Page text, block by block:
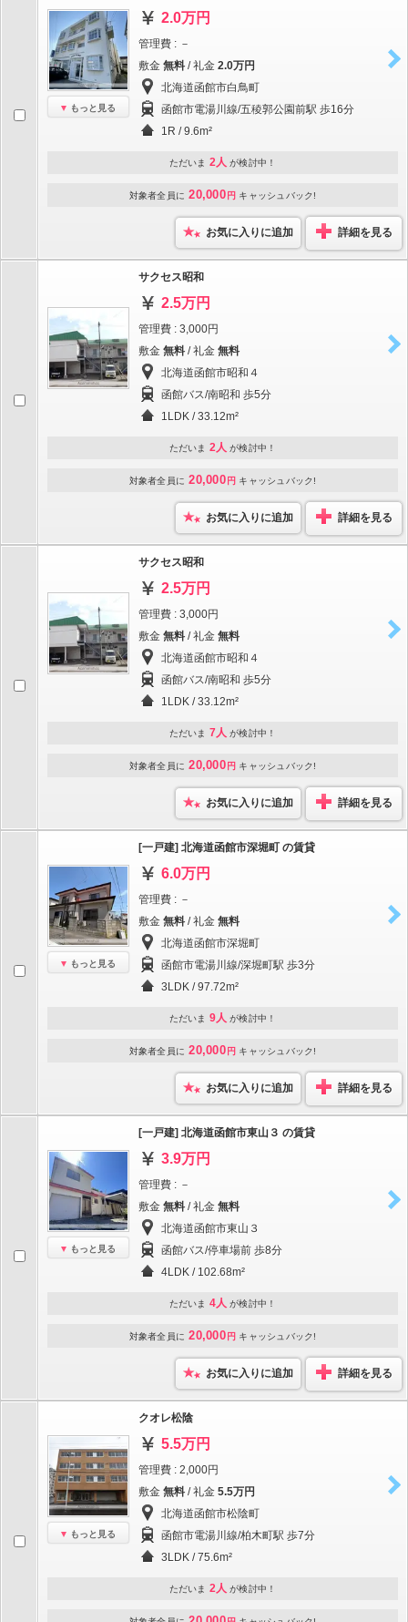
もっと見る
2.0万円
管理費 : －
敷金 無料 / 礼金 2.0万円
北海道函館市白鳥町
函館市電湯川線/五稜郭公園前駅 歩16分
1R / 9.6m²
ただいま 2人 が検討中！
対象者全員に 20,000 円 キャッシュバック!
お気に入りに追加 詳細を見る
サクセス昭和
2.5万円
管理費 : 3,000円
敷金 無料 / 礼金 無料
北海道函館市昭和４
函館バス/南昭和 歩5分
1LDK / 33.12m²
ただいま 2人 が検討中！
対象者全員に 20,000 円 キャッシュバック!
お気に入りに追加 詳細を見る
サクセス昭和
2.5万円
管理費 : 3,000円
敷金 無料 / 礼金 無料
北海道函館市昭和４
函館バス/南昭和 歩5分
1LDK / 33.12m²
ただいま 7人 が検討中！
対象者全員に 20,000 円 キャッシュバック!
お気に入りに追加 詳細を見る
もっと見る
[一戸建] 北海道函館市深堀町 の賃貸
6.0万円
管理費 : －
敷金 無料 / 礼金 無料
北海道函館市深堀町
函館市電湯川線/深堀町駅 歩3分
3LDK / 97.72m²
ただいま 9人 が検討中！
対象者全員に 20,000 円 キャッシュバック!
お気に入りに追加 詳細を見る
もっと見る
[一戸建] 北海道函館市東山３ の賃貸
3.9万円
管理費 : －
敷金 無料 / 礼金 無料
北海道函館市東山３
函館バス/停車場前 歩8分
4LDK / 102.68m²
ただいま 4人 が検討中！
対象者全員に 20,000 円 キャッシュバック!
お気に入りに追加 詳細を見る
もっと見る
クオレ松陰
5.5万円
管理費 : 2,000円
敷金 無料 / 礼金 5.5万円
北海道函館市松陰町
函館市電湯川線/柏木町駅 歩7分
3LDK / 75.6m²
ただいま 2人 が検討中！